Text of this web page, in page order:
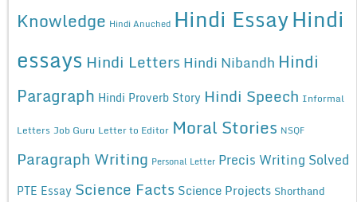
Knowledge Hindi Anuched Hindi EssayHindi
essays Hindi Letters Hindi Nibandh Hindi
Paragraph Hindi Proverb Story Hindi Speech Informal
Letters Job Guru Letter to Editor Moral Stories NSQF
Paragraph Writing Personal Letter Precis Writing Solved
PTE Essay Science Facts Science Projects Shorthand